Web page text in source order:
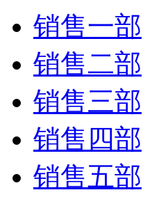
销售一部
销售二部
销售三部
销售四部
销售五部